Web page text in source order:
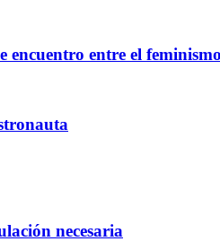
entre el
necesaria